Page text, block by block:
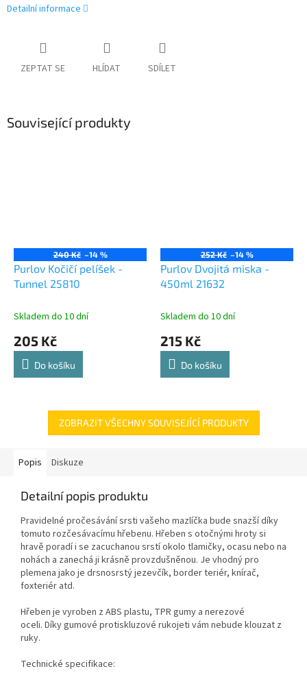
Detailní informace
ZEPTAT SE HLÍDAT SDÍLET
Související produkty
240 Kč –14 %
Purlov Kočičí pelíšek -
Tunnel 25810
Skladem do 10 dní
205 Kč
Do košíku
252 Kč –14 %
Purlov Dvojitá miska -
450ml 21632
Skladem do 10 dní
215 Kč
Do košíku
ZOBRAZIT VŠECHNY SOUVISEJÍCÍ PRODUKTY
Popis Diskuze
Detailní popis produktu
Pravidelné pročesávání srsti vašeho mazlíčka bude snazší díky
tomuto rozčesávacímu hřebenu. Hřeben s otočnými hroty si
hravě poradí i se zacuchanou srstí okolo tlamičky, ocasu nebo na
nohách a zanechá ji krásně provzdušněnou. Je vhodný pro
plemena jako je drsnosrstý jezevčík, border teriér, knírač,
foxteriér atd.
Hřeben je vyroben z ABS plastu, TPR gumy a nerezové
oceli. Díky gumové protiskluzové rukojeti vám nebude klouzat z
ruky.
Technické specifikace: